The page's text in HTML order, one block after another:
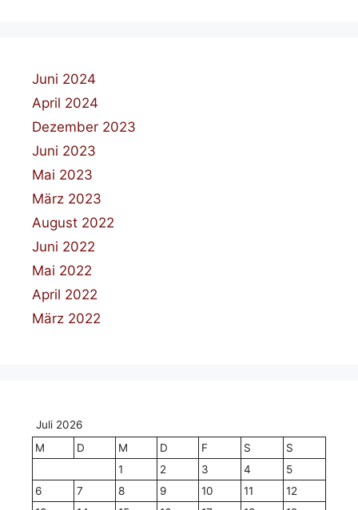
Juni 2024
April 2024
Dezember 2023
Juni 2023
Mai 2023
März 2023
August 2022
Juni 2022
Mai 2022
April 2022
März 2022
Juli 2026
M
D M D F S
S
1
2 3 4
5
6
7 8 9 10 11
12